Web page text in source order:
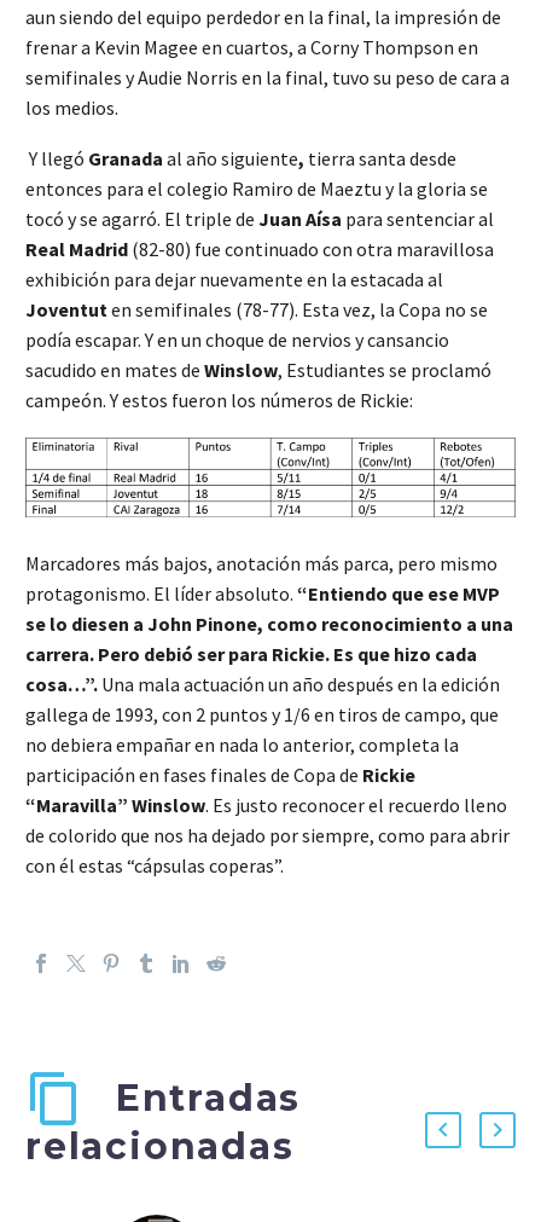
aun siendo del equipo perdedor en la final, la impresión de
frenar a Kevin Magee en cuartos, a Corny Thompson en
semifinales y Audie Norris en la final, tuvo su peso de cara a
los medios.
Y llegó Granada al año siguiente, tierra santa desde
entonces para el colegio Ramiro de Maeztu y la gloria se
tocó y se agarró. El triple de Juan Aísa para sentenciar al
Real Madrid (82-80) fue continuado con otra maravillosa
exhibición para dejar nuevamente en la estacada al
Joventuten semifinales (78-77). Esta vez, la Copa no se
podía escapar. Y en un choque de nervios y cansancio
sacudido en mates de Winslow, Estudiantes se proclamó
campeón. Y estos fueron los números de Rickie:
Marcadores más bajos, anotación más parca, pero mismo
protagonismo. El líder absoluto. “Entiendo que ese MVP
se lo diesen a John Pinone, como reconocimiento a una
carrera. Pero debió ser para Rickie. Es que hizo cada
cosa…”. Una mala actuación un año después en la edición
gallega de 1993, con 2 puntos y 1/6 en tiros de campo, que
no debiera empañar en nada lo anterior, completa la
participación en fases finales de Copa de Rickie
“Maravilla” Winslow. Es justo reconocer el recuerdo lleno
de colorido que nos ha dejado por siempre, como para abrir
con él estas “cápsulas coperas”.
Entradas
relacionadas